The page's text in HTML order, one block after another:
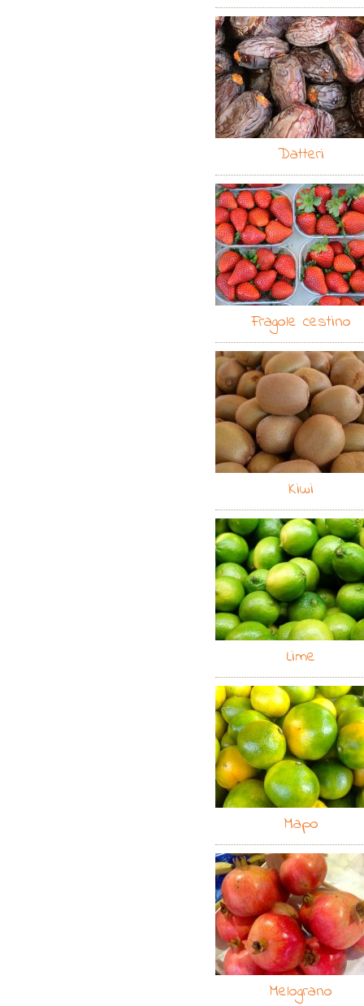
Datteri
Fragole cestino
Kiwi
Lime
Mapo
Melograno